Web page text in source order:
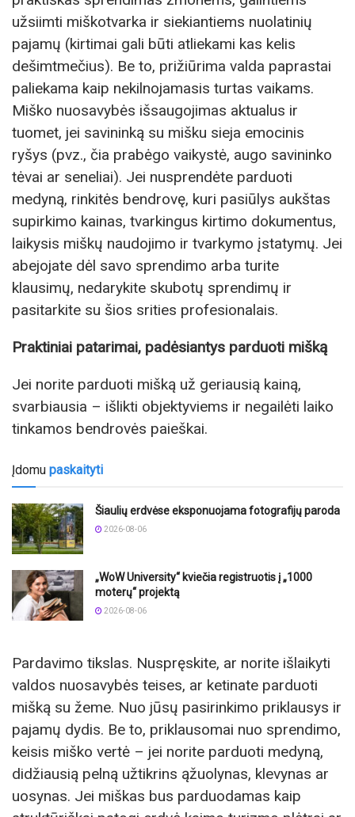
užsiimti miškotvarka ir siekiantiems nuolatinių
pajamų (kirtimai gali būti atliekami kas kelis
dešimtmečius). Be to, prižiūrima valda paprastai
paliekama kaip nekilnojamasis turtas vaikams.
Miško nuosavybės išsaugojimas aktualus ir
tuomet, jei savininką su mišku sieja emocinis
ryšys (pvz., čia prabėgo vaikystė, augo savininko
tėvai ar seneliai). Jei nusprendėte parduoti
medyną, rinkitės bendrovę, kuri pasiūlys aukštas
supirkimo kainas, tvarkingus kirtimo dokumentus,
laikysis miškų naudojimo ir tvarkymo įstatymų. Jei
abejojate dėl savo sprendimo arba turite
klausimų, nedarykite skubotų sprendimų ir
pasitarkite su šios srities profesionalais.
Praktiniai patarimai, padėsiantys parduoti mišką
Jei norite parduoti mišką už geriausią kainą,
svarbiausia – išlikti objektyviems ir negailėti laiko
tinkamos bendrovės paieškai.
Įdomu paskaityti
Šiaulių erdvėse eksponuojama fotografijų paroda
2026-08-06
„WoW University“ kviečia registruotis į „1000
moterų“ projektą
2026-08-06
Pardavimo tikslas. Nuspręskite, ar norite išlaikyti
valdos nuosavybės teises, ar ketinate parduoti
mišką su žeme. Nuo jūsų pasirinkimo priklausys ir
pajamų dydis. Be to, priklausomai nuo sprendimo,
keisis miško vertė – jei norite parduoti medyną,
didžiausią pelną užtikrins ąžuolynas, klevynas ar
uosynas. Jei miškas bus parduodamas kaip